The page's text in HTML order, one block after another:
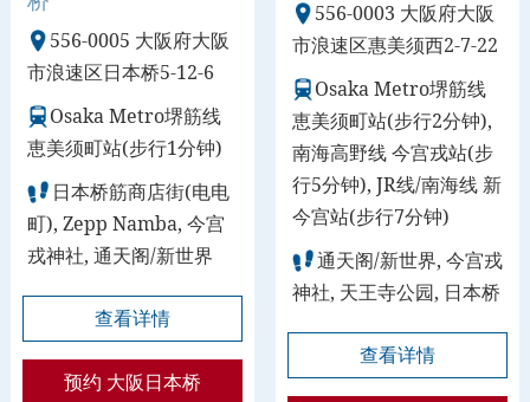
556-0005 大阪府大阪
市浪速区日本桥5-12-6
Osaka Metro堺筋线
恵美须町站(步行1分钟)
日本桥筋商店街(电电
町), Zepp Namba, 今宫
戎神社, 通天阁/新世界
查看详情
预约 大阪日本桥
556-0003 大阪府大阪
市浪速区惠美须西2-7-22
Osaka Metro堺筋线
恵美须町站(步行2分钟),
南海高野线 今宫戎站(步
行5分钟), JR线/南海线 新
今宫站(步行7分钟)
通天阁/新世界, 今宫戎
神社, 天王寺公园, 日本桥
查看详情